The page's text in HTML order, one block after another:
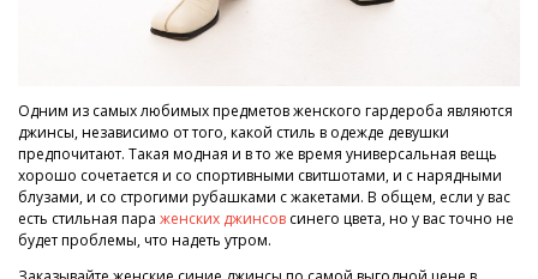
Одним из самых любимых предметов женского гардероба являются
джинсы, независимо от того, какой стиль в одежде девушки
предпочитают. Такая модная и в то же время универсальная вещь
хорошо сочетается и со спортивными свитшотами, и с нарядными
блузами, и со строгими рубашками с жакетами. В общем, если у вас
есть стильная пара женских джинсов синего цвета, но у вас точно не
будет проблемы, что надеть утром.